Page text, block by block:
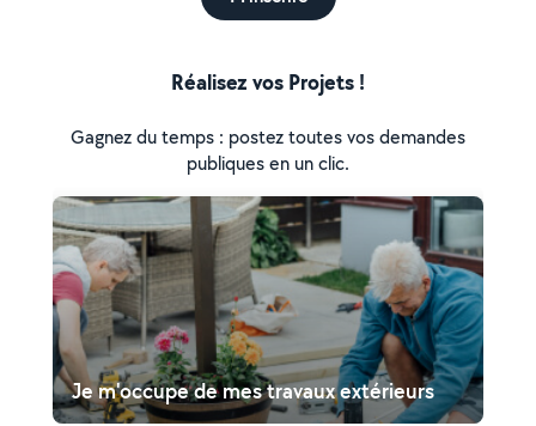
Réalisez vos Projets !
Gagnez du temps : postez toutes vos demandes
publiques en un clic.
Je m'occupe de mes travaux extérieurs